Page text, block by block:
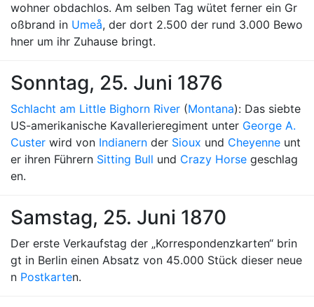
wohner obdachlos. Am selben Tag wütet ferner ein Gr
oßbrand in Umeå, der dort 2.500 der rund 3.000 Bewo
hner um ihr Zuhause bringt.
Sonntag, 25. Juni 1876
Schlacht am Little Bighorn River (Montana): Das siebte
US-amerikanische Kavallerieregiment unter George A.
Custer wird von Indianern der Sioux und Cheyenne unt
er ihren Führern Sitting Bull und Crazy Horse geschlag
en.
Samstag, 25. Juni 1870
Der erste Verkaufstag der „Korrespondenzkarten“ brin
gt in Berlin einen Absatz von 45.000 Stück dieser neue
n Postkarten.